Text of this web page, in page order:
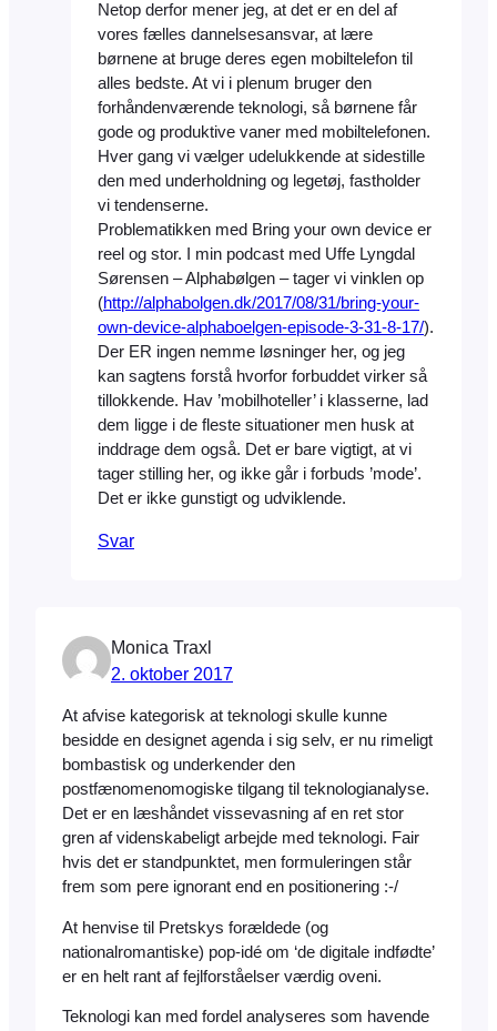
Netop derfor mener jeg, at det er en del af
vores fælles dannelsesansvar, at lære
børnene at bruge deres egen mobiltelefon til
alles bedste. At vi i plenum bruger den
forhåndenværende teknologi, så børnene får
gode og produktive vaner med mobiltelefonen.
Hver gang vi vælger udelukkende at sidestille
den med underholdning og legetøj, fastholder
vi tendenserne.
Problematikken med Bring your own device er
reel og stor. I min podcast med Uffe Lyngdal
Sørensen – Alphabølgen – tager vi vinklen op
(http://alphabolgen.dk/2017/08/31/bring-your-
own-device-alphaboelgen-episode-3-31-8-17/).
Der ER ingen nemme løsninger her, og jeg
kan sagtens forstå hvorfor forbuddet virker så
tillokkende. Hav ’mobilhoteller’ i klasserne, lad
dem ligge i de fleste situationer men husk at
inddrage dem også. Det er bare vigtigt, at vi
tager stilling her, og ikke går i forbuds ’mode’.
Det er ikke gunstigt og udviklende.
Svar
Monica Traxl
2. oktober 2017
At afvise kategorisk at teknologi skulle kunne
besidde en designet agenda i sig selv, er nu rimeligt
bombastisk og underkender den
postfænomenomogiske tilgang til teknologianalyse.
Det er en læshåndet vissevasning af en ret stor
gren af videnskabeligt arbejde med teknologi. Fair
hvis det er standpunktet, men formuleringen står
frem som pere ignorant end en positionering :-/
At henvise til Pretskys forældede (og
nationalromantiske) pop-idé om ‘de digitale indfødte’
er en helt rant af fejlforståelser værdig oveni.
Teknologi kan med fordel analyseres som havende